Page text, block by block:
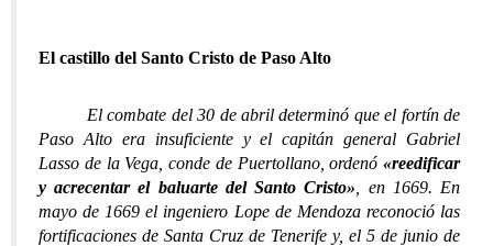
El castillo del Santo Cristo de Paso Alto
El combate del 30 de abril determinó que el fortín de
Paso Alto era insuficiente y el capitán general Gabriel
Lasso de la Vega, conde de Puertollano, ordenó «reedificar
y acrecentar el baluarte del Santo Cristo» , en 1669. En
mayo de 1669 el ingeniero Lope de Mendoza reconoció las
fortificaciones de Santa Cruz de Tenerife y, el 5 de junio de